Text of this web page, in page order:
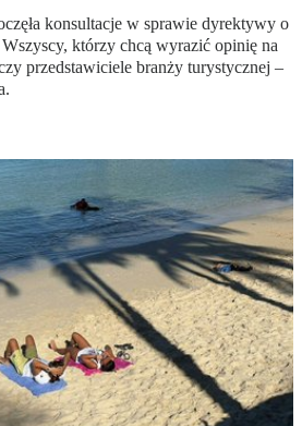
konsultacje w sprawie dyrektywy o
którzy chcą wyrazić opinię na
przedstawiciele branży turystycznej –